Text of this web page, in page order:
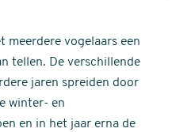
meerdere vogelaars een
tellen. De verschillende
jaren spreiden door
winter- en
en in het jaar erna de